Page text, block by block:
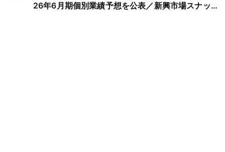
26年6月期個別業績予想を公表／新興市場スナップ